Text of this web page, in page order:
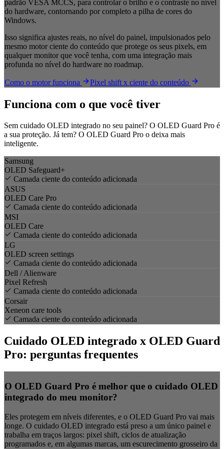
padrão VESA MCCS, para controlar o brilho e o contraste no nível
do hardware, contornando por completo a pilha de cores do
Windows.
Isso significa ajustes reais, no nível do painel, impulsionados pelo
mesmo motor ciente do conteúdo que protege os seus pixels, em
qualquer monitor que você tenha, com uma integração mais
profunda no nível do hardware no roadmap.
Como o motor funciona Pixel shift x ciente do conteúdo
Funciona com o que você tiver
Sem cuidado OLED integrado no seu painel? O OLED Guard Pro é
a sua proteção. Já tem? O OLED Guard Pro o deixa mais
inteligente.
Samsung
OLED Safeguard+
Camada ciente do conteúdo adicionada
ASUS
OLED Care Pro
Camada ciente do conteúdo adicionada
MSI
OLED Care
Camada ciente do conteúdo adicionada
LG
OLED screen settings
Camada ciente do conteúdo adicionada
Dell / Alienware
Pixel Refresh
Camada ciente do conteúdo adicionada
Corsair
Xeneon care tools
Camada ciente do conteúdo adicionada
Cuidado OLED integrado x OLED Guard
Pro: perguntas frequentes
O OLED Guard Pro é melhor que o cuidado OLED
integrado do meu monitor?
Eles protegem em níveis diferentes, e o OLED Guard Pro vai mais
longe. O cuidado OLED integrado está preso a um único painel e
trabalha em traços largos: pixel shift, ciclos de atualização
programados e, em algumas marcas, um escurecimento grosseiro da